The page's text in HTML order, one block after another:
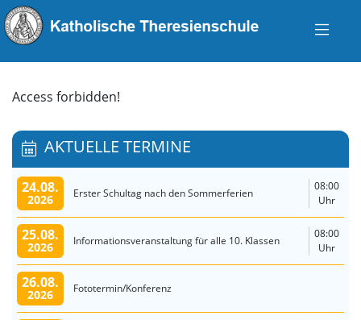
Access forbidden!
AKTUELLE TERMINE
24.08.
2026 Erster Schultag nach den Sommerferien
08:00
Uhr
25.08.
2026 Informationsveranstaltung für alle 10. Klassen
08:00
Uhr
26.08.
2026 Fototermin/Konferenz